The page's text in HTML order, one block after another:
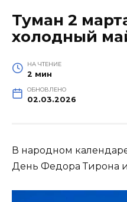
Туман 2
холодный
НА ЧТЕНИЕ
2 мин
ОБНОВЛЕНО
02.03.2026
В народном
День Федора Тирона